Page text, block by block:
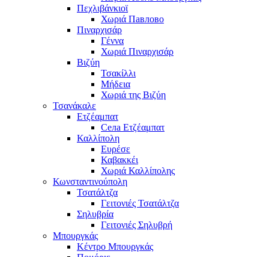
Πεχλιβάνκιοϊ
Χωριά Павлово
Πιναρχισάρ
Γέννα
Χωριά Πιναρχισάρ
Βιζύη
Τσακίλλι
Μήδεια
Χωριά της Βιζύη
Τσανάκαλε
Ετζέαμπατ
Села Ετζέαμπατ
Καλλίπολη
Ευρέσε
Καβακκέι
Χωριά Καλλίπολης
Κωνσταντινούπολη
Τσατάλτζα
Γειτονιές Τσατάλτζα
Σηλυβρία
Γειτονιές Σηλυβρή
Μπουργκάς
Κέντρο Μπουργκάς